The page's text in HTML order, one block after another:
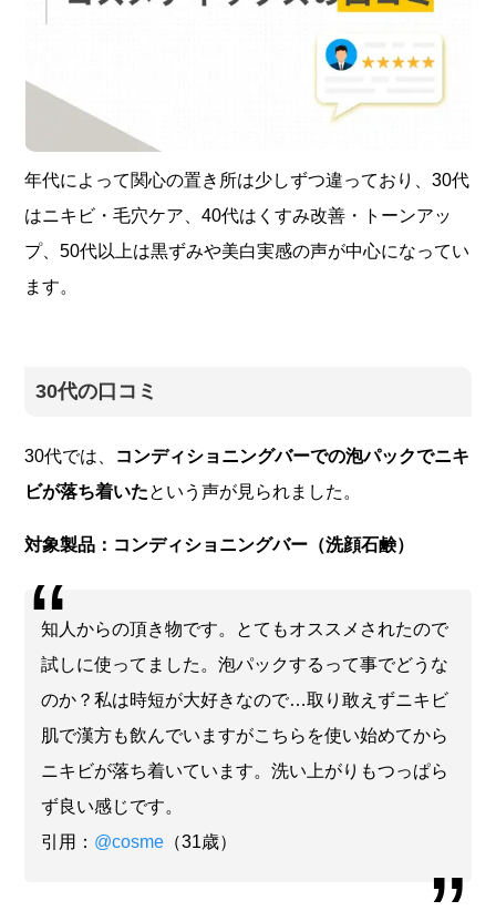
年代によって関心の置き所は少しずつ違っており、30代
はニキビ・毛穴ケア、40代はくすみ改善・トーンアッ
プ、50代以上は黒ずみや美白実感の声が中心になってい
ます。
30代の口コミ
30代では、 コンディショニングバーでの泡パックでニキ
ビが落ち着いたという声が見られました。
対象製品：コンディショニングバー（洗顔石鹸）
知人からの頂き物です。とてもオススメされたので
試しに使ってました。泡パックするって事でどうな
のか？私は時短が大好きなので…取り敢えずニキビ
肌で漢方も飲んでいますがこちらを使い始めてから
ニキビが落ち着いています。洗い上がりもつっぱら
ず良い感じです。
引用： @cosme （31歳）